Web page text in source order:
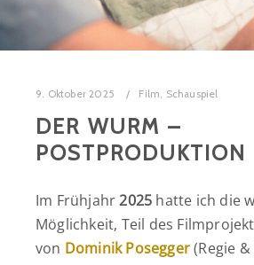
9. Oktober 2025 Film, Schauspiel
DER WURM –
POSTPRODUKTION
Im Frühjahr2025 hatte ich die
Möglichkeit, Teil des
von Dominik Posegger(Regie